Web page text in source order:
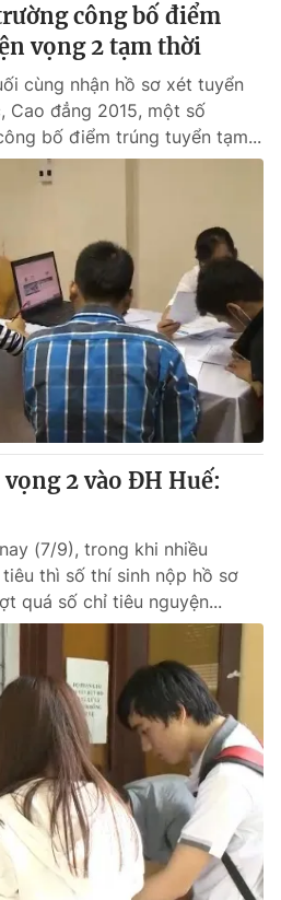
Thị Mỹ Hạnh, Phạm Quốc Thắng,
- 024.38 355 932
897 897
thức nếu không có sự chấp
VTV.vn khi phát hành lại
công bố điểm
vọng 2 tạm thời
cùng nhận hồ sơ xét tuyển
Cao đẳng 2015, một số
bố điểm trúng tuyển tạm...
2 vào ĐH Huế:
(7/9), trong khi nhiều
thì số thí sinh nộp hồ sơ
quá số chỉ tiêu nguyện...